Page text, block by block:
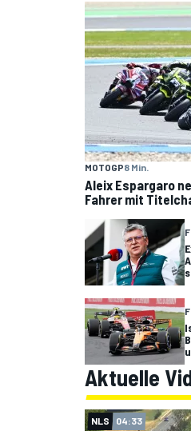
MOTOGP8 Min.
Aleix Espargaro
Fahrer mit
Aktuelle
NLS 04:33